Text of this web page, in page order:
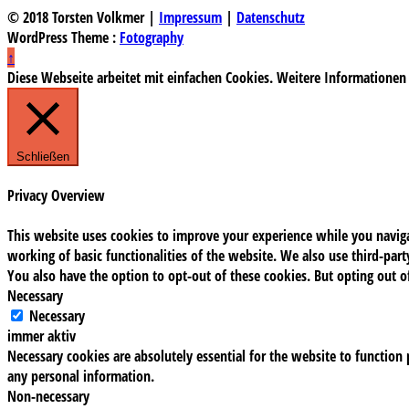
© 2018 Torsten Volkmer | Impressum | Datenschutz
WordPress Theme : Fotography
↑
Diese Webseite arbeitet mit einfachen Cookies. Weitere
Schließen
Privacy Overview
This website uses cookies to improve your experience while you
working of basic functionalities of the website. We also use third-
You also have the option to opt-out of these cookies. But opting out
Necessary
Necessary
immer aktiv
Necessary cookies are absolutely essential for the website to
any personal information.
Non-necessary